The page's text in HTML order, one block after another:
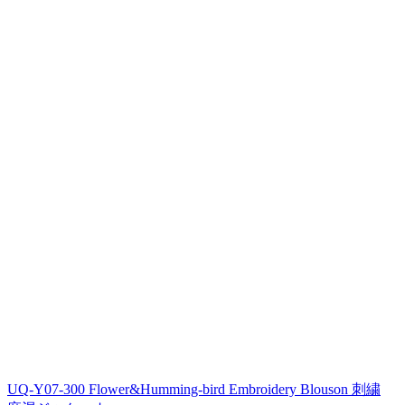
UQ-Y07-300 Flower&Humming-bird Embroidery Blouson 刺繍